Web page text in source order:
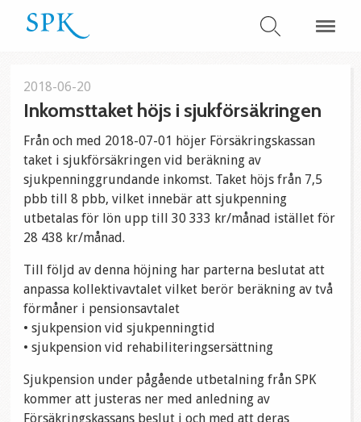
2018-06-20
Inkomsttaket höjs i sjukförsäkringen
Från och med 2018-07-01 höjer Försäkringskassan
taket i sjukförsäkringen vid beräkning av
sjukpenninggrundande inkomst. Taket höjs från 7,5
pbb till 8 pbb, vilket innebär att sjukpenning
utbetalas för lön upp till 30 333 kr/månad istället för
28 438 kr/månad.
Till följd av denna höjning har parterna beslutat att
anpassa kollektivavtalet vilket berör beräkning av två
förmåner i pensionsavtalet
• sjukpension vid sjukpenningtid
• sjukpension vid rehabiliteringsersättning
Sjukpension under pågående utbetalning från SPK
kommer att justeras ner med anledning av
Försäkringskassans beslut i och med att deras